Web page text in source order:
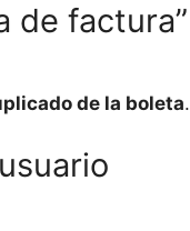
de factura”
de la boleta.